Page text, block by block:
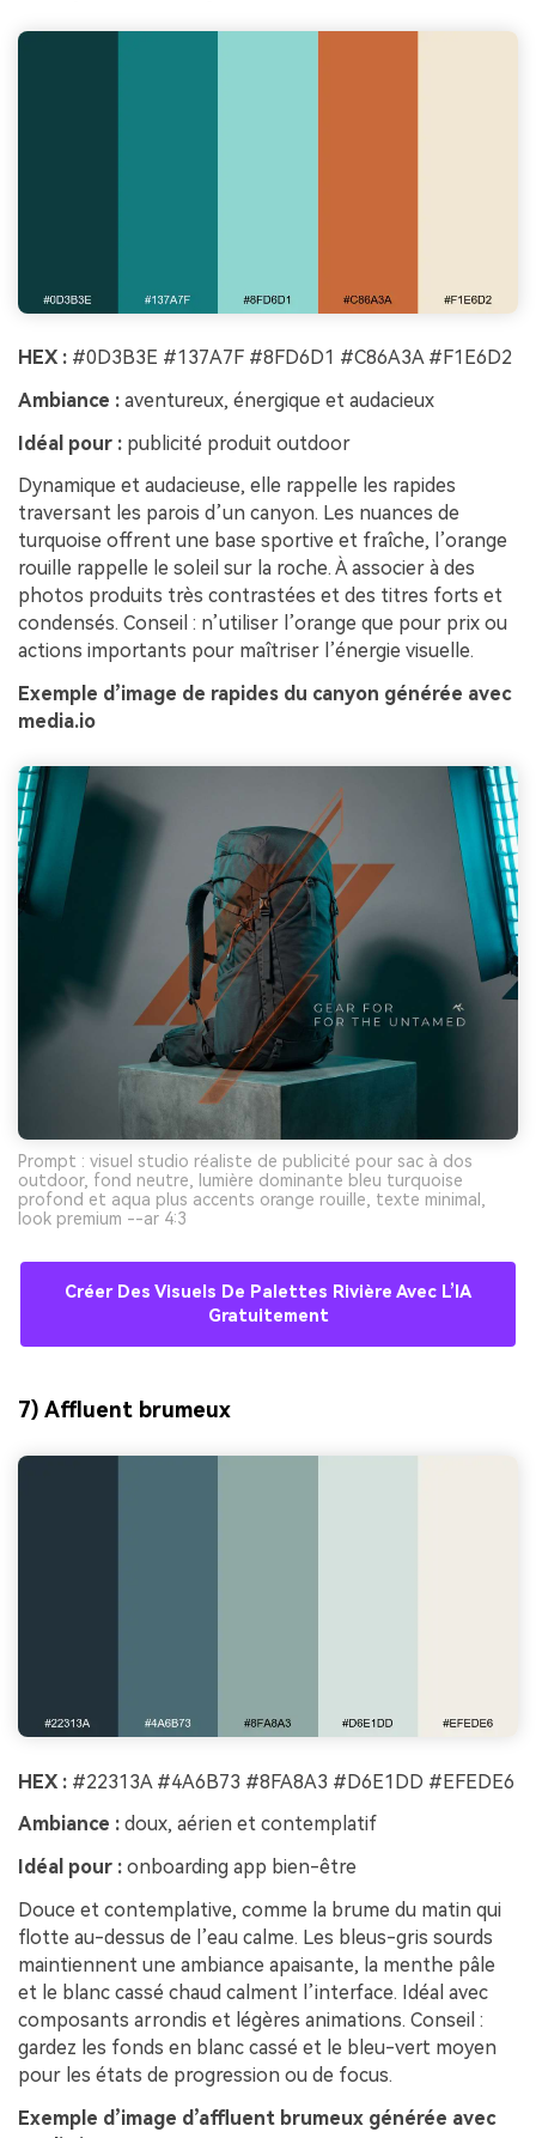
HEX : #0D3B3E #137A7F #8FD6D1 #C86A3A #F1E6D2
Ambiance : aventureux, énergique et audacieux
Idéal pour : publicité produit outdoor
Dynamique et audacieuse, elle rappelle les rapides
traversant les parois d’un canyon. Les nuances de
turquoise offrent une base sportive et fraîche, l’orange
rouille rappelle le soleil sur la roche. À associer à des
photos produits très contrastées et des titres forts et
condensés. Conseil : n’utiliser l’orange que pour prix ou
actions importants pour maîtriser l’énergie visuelle.
Exemple d’image de rapides du canyon générée avec
media.io
Prompt : visuel studio réaliste de publicité pour sac à dos
outdoor, fond neutre, lumière dominante bleu turquoise
profond et aqua plus accents orange rouille, texte minimal,
look premium --ar 4:3
Créer Des Visuels De Palettes Rivière Avec L’IA
Gratuitement
7) Affluent brumeux
HEX : #22313A #4A6B73 #8FA8A3 #D6E1DD #EFEDE6
Ambiance : doux, aérien et contemplatif
Idéal pour : onboarding app bien-être
Douce et contemplative, comme la brume du matin qui
flotte au-dessus de l’eau calme. Les bleus-gris sourds
maintiennent une ambiance apaisante, la menthe pâle
et le blanc cassé chaud calment l’interface. Idéal avec
composants arrondis et légères animations. Conseil :
gardez les fonds en blanc cassé et le bleu-vert moyen
pour les états de progression ou de focus.
Exemple d’image d’affluent brumeux générée avec